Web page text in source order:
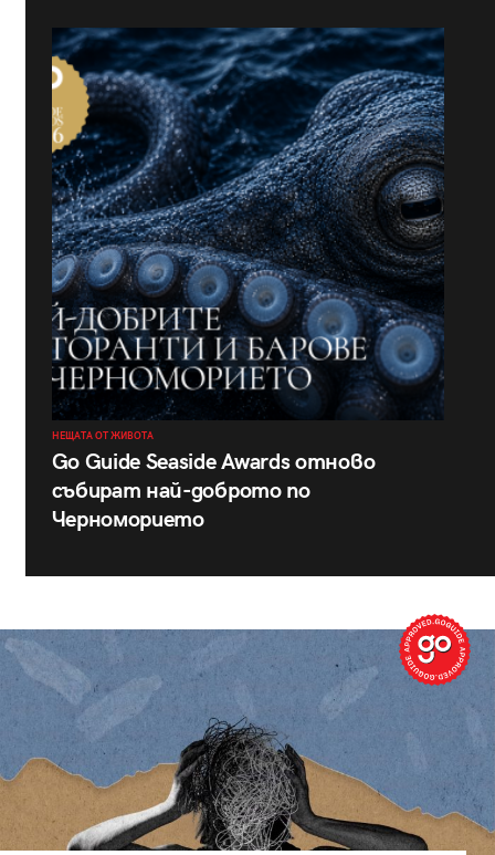
НЕЩАТА ОТ ЖИВОТА
Go Guide Seaside Awards отново
събират най-доброто по
Черноморието